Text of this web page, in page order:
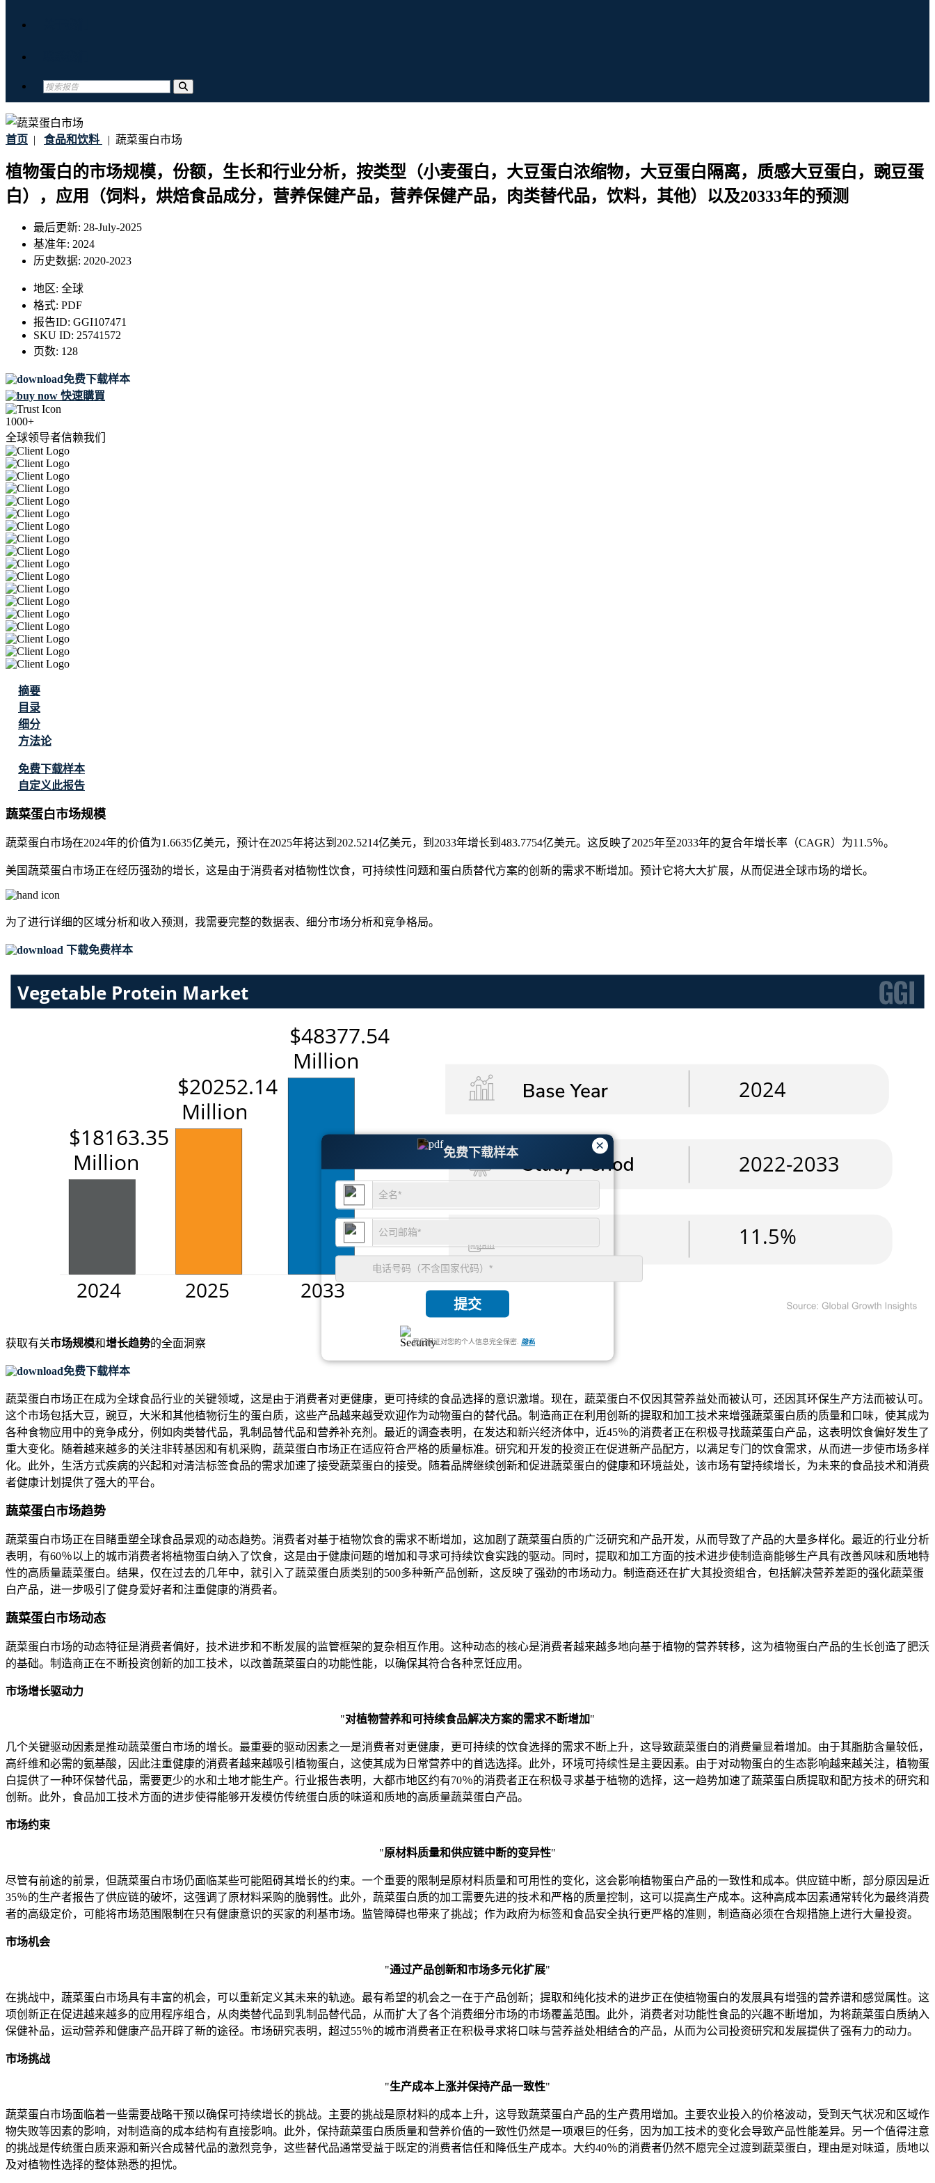
首页 | 食品和饮料 | 蔬菜蛋白市场
植物蛋白的市场规模，份额，生长和行业分析，按类型（小麦蛋白，大豆蛋白浓缩物，大豆蛋白隔离，质感大豆蛋白，豌豆蛋
白），应用（饲料，烘焙食品成分，营养保健产品，营养保健产品，肉类替代品，饮料，其他）以及20333年的预测
最后更新: 28-July-2025
基准年: 2024
历史数据: 2020-2023
地区: 全球
格式: PDF
报告ID: GGI107471
SKU ID: 25741572
页数: 128
免费下载样本
快速購買
1000+
全球领导者信赖我们
×
免费下载样本
提交
我们保证对您的个人信息完全保密. 隐私
摘要
目录
细分
方法论
免费下载样本
自定义此报告
蔬菜蛋白市场规模
蔬菜蛋白市场在2024年的价值为1.6635亿美元，预计在2025年将达到202.5214亿美元，到2033年增长到483.7754亿美元。这反映了2025年至2033年的复合年增长率（CAGR）为11.5％。
美国蔬菜蛋白市场正在经历强劲的增长，这是由于消费者对植物性饮食，可持续性问题和蛋白质替代方案的创新的需求不断增加。预计它将大大扩展，从而促进全球市场的增长。
为了进行详细的区域分析和收入预测，我需要完整的数据表、细分市场分析和竞争格局。
下载免费样本
获取有关市场规模和增长趋势的全面洞察
免费下载样本
蔬菜蛋白市场正在成为全球食品行业的关键领域，这是由于消费者对更健康，更可持续的食品选择的意识激增。现在，蔬菜蛋白不仅因其营养益处而被认可，还因其环保生产方法而被认可。
这个市场包括大豆，豌豆，大米和其他植物衍生的蛋白质，这些产品越来越受欢迎作为动物蛋白的替代品。制造商正在利用创新的提取和加工技术来增强蔬菜蛋白质的质量和口味，使其成为
各种食物应用中的竞争成分，例如肉类替代品，乳制品替代品和营养补充剂。最近的调查表明，在发达和新兴经济体中，近45％的消费者正在积极寻找蔬菜蛋白产品，这表明饮食偏好发生了
重大变化。随着越来越多的关注非转基因和有机采购，蔬菜蛋白市场正在适应符合严格的质量标准。研究和开发的投资正在促进新产品配方，以满足专门的饮食需求，从而进一步使市场多样
化。此外，生活方式疾病的兴起和对清洁标签食品的需求加速了接受蔬菜蛋白的接受。随着品牌继续创新和促进蔬菜蛋白的健康和环境益处，该市场有望持续增长，为未来的食品技术和消费
者健康计划提供了强大的平台。
蔬菜蛋白市场趋势
蔬菜蛋白市场正在目睹重塑全球食品景观的动态趋势。消费者对基于植物饮食的需求不断增加，这加剧了蔬菜蛋白质的广泛研究和产品开发，从而导致了产品的大量多样化。最近的行业分析
表明，有60％以上的城市消费者将植物蛋白纳入了饮食，这是由于健康问题的增加和寻求可持续饮食实践的驱动。同时，提取和加工方面的技术进步使制造商能够生产具有改善风味和质地特
性的高质量蔬菜蛋白。结果，仅在过去的几年中，就引入了蔬菜蛋白质类别的500多种新产品创新，这反映了强劲的市场动力。制造商还在扩大其投资组合，包括解决营养差距的强化蔬菜蛋
白产品，进一步吸引了健身爱好者和注重健康的消费者。
蔬菜蛋白市场动态
蔬菜蛋白市场的动态特征是消费者偏好，技术进步和不断发展的监管框架的复杂相互作用。这种动态的核心是消费者越来越多地向基于植物的营养转移，这为植物蛋白产品的生长创造了肥沃
的基础。制造商正在不断投资创新的加工技术，以改善蔬菜蛋白的功能性能，以确保其符合各种烹饪应用。
市场增长驱动力
"对植物营养和可持续食品解决方案的需求不断增加"
几个关键驱动因素是推动蔬菜蛋白市场的增长。最重要的驱动因素之一是消费者对更健康，更可持续的饮食选择的需求不断上升，这导致蔬菜蛋白的消费量显着增加。由于其脂肪含量较低，
高纤维和必需的氨基酸，因此注重健康的消费者越来越吸引植物蛋白，这使其成为日常营养中的首选选择。此外，环境可持续性是主要因素。由于对动物蛋白的生态影响越来越关注，植物蛋
白提供了一种环保替代品，需要更少的水和土地才能生产。行业报告表明，大都市地区约有70％的消费者正在积极寻求基于植物的选择，这一趋势加速了蔬菜蛋白质提取和配方技术的研究和
创新。此外，食品加工技术方面的进步使得能够开发模仿传统蛋白质的味道和质地的高质量蔬菜蛋白产品。
市场约束
"原材料质量和供应链中断的变异性"
尽管有前途的前景，但蔬菜蛋白市场仍面临某些可能阻碍其增长的约束。一个重要的限制是原材料质量和可用性的变化，这会影响植物蛋白产品的一致性和成本。供应链中断，部分原因是近
35％的生产者报告了供应链的破坏，这强调了原材料采购的脆弱性。此外，蔬菜蛋白质的加工需要先进的技术和严格的质量控制，这可以提高生产成本。这种高成本因素通常转化为最终消费
者的高级定价，可能将市场范围限制在只有健康意识的买家的利基市场。监管障碍也带来了挑战；作为政府为标签和食品安全执行更严格的准则，制造商必须在合规措施上进行大量投资。
市场机会
"通过产品创新和市场多元化扩展"
在挑战中，蔬菜蛋白市场具有丰富的机会，可以重新定义其未来的轨迹。最有希望的机会之一在于产品创新；提取和纯化技术的进步正在使植物蛋白的发展具有增强的营养谱和感觉属性。这
项创新正在促进越来越多的应用程序组合，从肉类替代品到乳制品替代品，从而扩大了各个消费细分市场的市场覆盖范围。此外，消费者对功能性食品的兴趣不断增加，为将蔬菜蛋白质纳入
保健补品，运动营养和健康产品开辟了新的途径。市场研究表明，超过55％的城市消费者正在积极寻求将口味与营养益处相结合的产品，从而为公司投资研究和发展提供了强有力的动力。
市场挑战
"生产成本上涨并保持产品一致性"
蔬菜蛋白市场面临着一些需要战略干预以确保可持续增长的挑战。主要的挑战是原材料的成本上升，这导致蔬菜蛋白产品的生产费用增加。主要农业投入的价格波动，受到天气状况和区域作
物失败等因素的影响，对制造商的成本结构有直接影响。此外，保持蔬菜蛋白质质量和营养价值的一致性仍然是一项艰巨的任务，因为加工技术的变化会导致产品性能差异。另一个值得注意
的挑战是传统蛋白质来源和新兴合成替代品的激烈竞争，这些替代品通常受益于既定的消费者信任和降低生产成本。大约40％的消费者仍然不愿完全过渡到蔬菜蛋白，理由是对味道，质地以
及对植物性选择的整体熟悉的担忧。